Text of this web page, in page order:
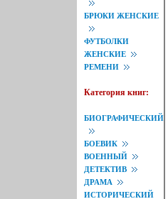
БРЮКИ ЖЕНСКИЕ
ФУТБОЛКИ
ЖЕНСКИЕ
РЕМЕНИ
Категория книг:
БИОГРАФИЧЕСКИЙ
БОЕВИК
ВОЕННЫЙ
ДЕТЕКТИВ
ДРАМА
ИСТОРИЧЕСКИЙ